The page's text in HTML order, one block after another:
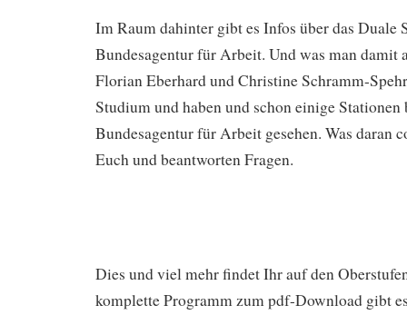
Im Raum dahinter gibt es Infos über das Duale
Bundesagentur für Arbeit. Und was man damit
Florian Eberhard und Christine Schramm-
Studium und haben und schon einige Stationen
Bundesagentur für Arbeit gesehen. Was daran
Euch und beantworten Fragen.
Dies und viel mehr findet Ihr auf den
komplette Programm zum pdf-Download gibt